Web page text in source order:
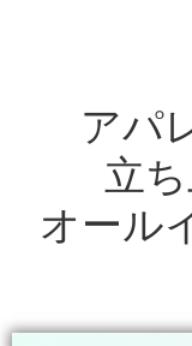
アパ
立
オール